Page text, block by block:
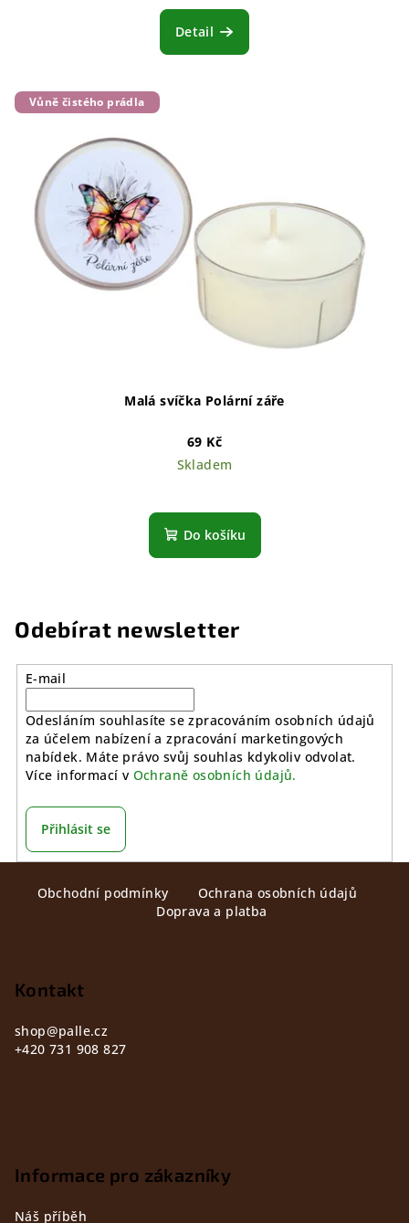
Detail
Vůně čistého prádla
Malá svíčka Polární záře
69 Kč
Skladem
Do košíku
Odebírat newsletter
E-mail
Odesláním souhlasíte se zpracováním osobních údajů
za účelem nabízení a zpracování marketingových
nabídek. Máte právo svůj souhlas kdykoliv odvolat.
Více informací v Ochraně osobních údajů.
Přihlásit se
Obchodní podmínky
Ochrana osobních údajů
Doprava a platba
Kontakt
shop@palle.cz
+420 731 908 827
Informace pro zákazníky
Náš příběh